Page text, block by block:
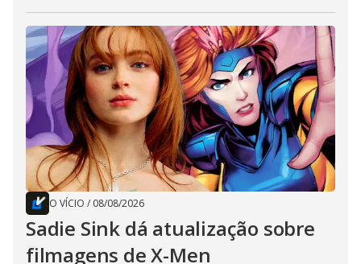
O VÍCIO / 08/08/2026
Sadie Sink dá atualização sobre
filmagens de X-Men